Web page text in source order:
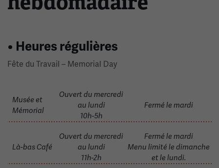
• Heures régulières
Fête du Travail – Memorial Day
Musée et
Mémorial
Ouvert du mercredi
au lundi
10h-5h
Fermé le mardi
Là-bas Café
Ouvert du mercredi
au lundi
11h-2h
Fermé le mardi
Menu limité le dimanche
et le lundi.